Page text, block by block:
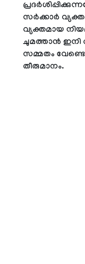
സർക്കാർ
വ്യക്തമായ
ചുമത്താൻ ഇനി
സമ്മതം
തീരുമാനം.